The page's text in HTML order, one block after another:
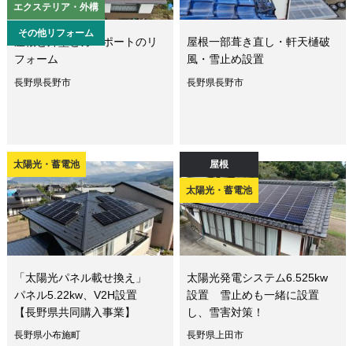
エクステリア・外構
その他リフォーム
屋根と外壁とカーポートのリ
フォーム
長野県長野市
屋根一部葺き直し・軒天樋破
風・雪止め設置
長野県長野市
太陽光・蓄電池
「太陽光パネル載せ換え」
パネル5.22kw、V2H設置
【長野県共同購入事業】
長野県小布施町
屋根
太陽光・蓄電池
太陽光発電システム6.525kw
設置 雪止めも一緒に設置
し、雪害対策！
長野県上田市